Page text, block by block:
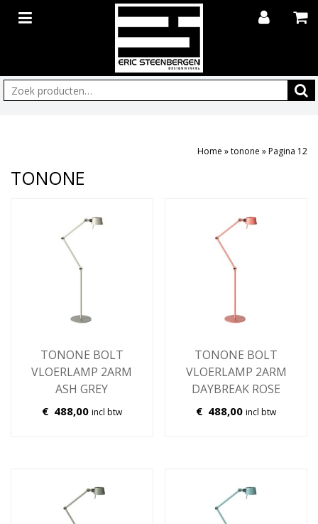
Zoeken:
Home »tonone »Pagina 12
TONONE
TONONE BOLT
VLOERLAMP 2ARM
ASH GREY
€ 488,00 incl btw
TONONE BOLT
VLOERLAMP 2ARM
DAYBREAK ROSE
€ 488,00 incl btw